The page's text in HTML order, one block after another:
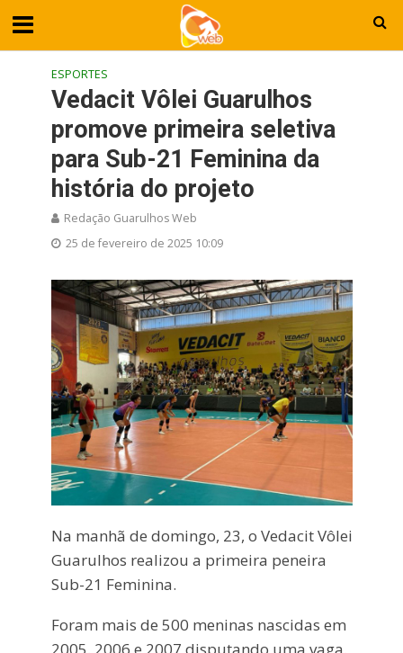
ESPORTES
Vedacit Vôlei Guarulhos
promove primeira seletiva
para Sub-21 Feminina da
história do projeto
Redação Guarulhos Web
25 de fevereiro de 2025 10:09
Na manhã de domingo, 23, o VedacitVôlei
Guarulhos realizou a primeira peneira
Sub-21 Feminina.
Foram mais de 500 meninas nascidas em